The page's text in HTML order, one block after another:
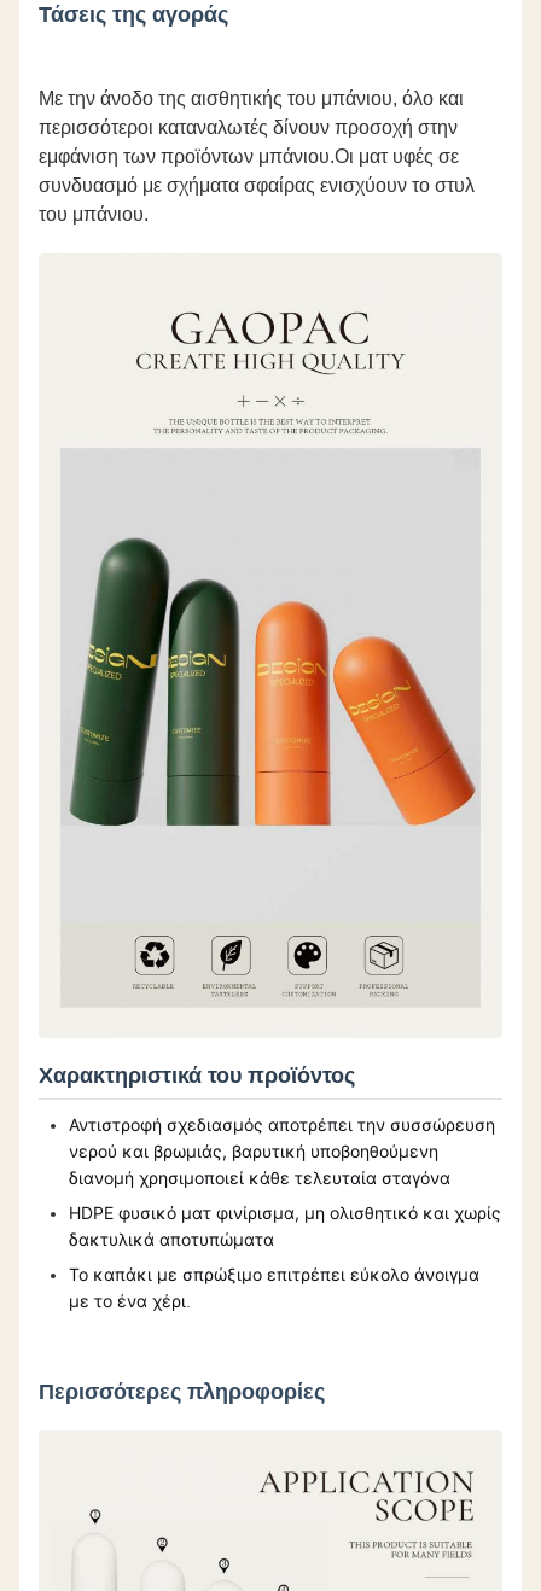
Τάσεις της αγοράς
Με την άνοδο της αισθητικής του μπάνιου, όλο και
περισσότεροι καταναλωτές δίνουν προσοχή στην
εμφάνιση των προϊόντων μπάνιου.Οι ματ υφές σε
συνδυασμό με σχήματα σφαίρας ενισχύουν το στυλ
του μπάνιου.
Χαρακτηριστικά του προϊόντος
Αντιστροφή σχεδιασμός αποτρέπει την συσσώρευση
νερού και βρωμιάς, βαρυτική υποβοηθούμενη
διανομή χρησιμοποιεί κάθε τελευταία σταγόνα
HDPE φυσικό ματ φινίρισμα, μη ολισθητικό και χωρίς
δακτυλικά αποτυπώματα
Το καπάκι με σπρώξιμο επιτρέπει εύκολο άνοιγμα
με το ένα χέρι
Περισσότερες πληροφορίες